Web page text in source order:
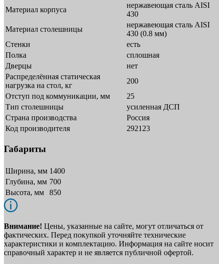
Материал корпуса
нержавеющая сталь AISI
430
Материал столешницы
нержавеющая сталь AISI
430 (0.8 мм)
Стенки
есть
Полка
сплошная
Дверцы
нет
Распределённая статическая
нагрузка на стол, кг
200
Отступ под коммуникации, мм
25
Тип столешницы
усиленная ДСП
Страна производства
Россия
Код производителя
292123
Габариты
Ширина, мм 1400
Глубина, мм 700
Высота, мм
850
Внимание! Цены, указанные на сайте, могут отличаться от
фактических. Перед покупкой уточняйте технические
характеристики и комплектацию. Информация на сайте носит
справочный характер и не является публичной офертой.